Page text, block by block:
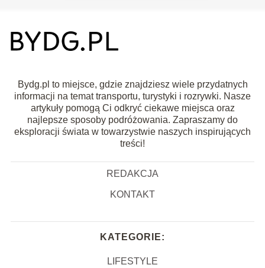
Bydg.pl to miejsce, gdzie znajdziesz wiele przydatnych
informacji na temat transportu, turystyki i rozrywki. Nasze
artykuły pomogą Ci odkryć ciekawe miejsca oraz
najlepsze sposoby podróżowania. Zapraszamy do
eksploracji świata w towarzystwie naszych inspirujących
treści!
REDAKCJA
KONTAKT
KATEGORIE:
LIFESTYLE